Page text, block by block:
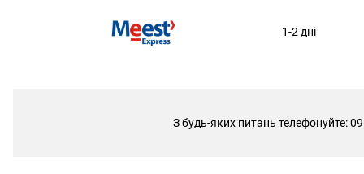
1-2 дні
З будь-яких питань телефонуйте: